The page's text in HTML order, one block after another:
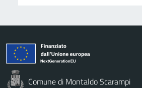
Comune di Montaldo Scarampi